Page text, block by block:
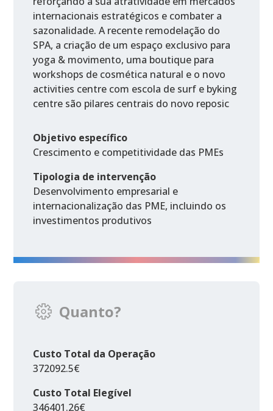
internacionais estratégicos e combater a
sazonalidade. A recente remodelação do
SPA, a criação de um espaço exclusivo para
yoga & movimento, uma boutique para
workshops de cosmética natural e o novo
activities centre com escola de surf e byking
centre são pilares centrais do novo reposic
Objetivo específico
Crescimento e competitividade das PMEs
Tipologia de intervenção
Desenvolvimento empresarial e
internacionalização das PME, incluindo os
investimentos produtivos
Quanto?
Custo Total da Operação
372092.5€
Custo Total Elegível
346401.26€